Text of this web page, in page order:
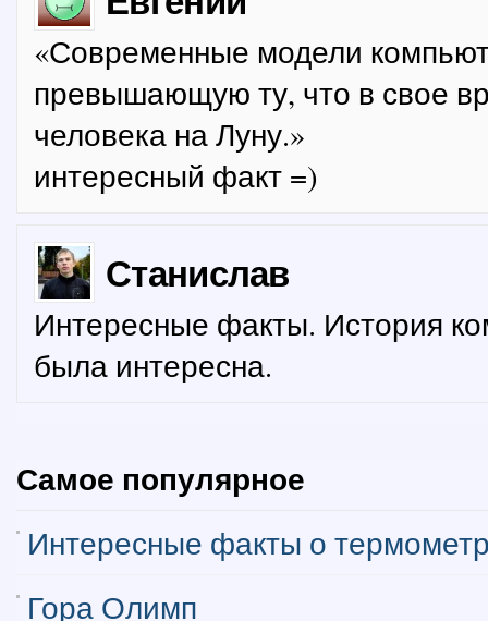
«Современные модели
превышающую ту, что в свое
человека на Луну.»
интересный факт =)
Станислав
Интересные факты. История
была интересна.
Самое популярное
Интересные факты о
Гора Олимп